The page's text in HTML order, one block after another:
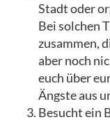
Stadt oder
Bei solchen
zusammen,
aber noch
euch über
Ängste aus
Besucht ein